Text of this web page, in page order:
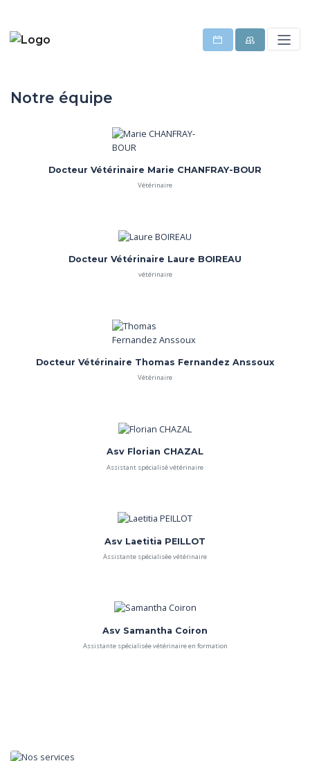
Notre équipe
Docteur Vétérinaire Marie CHANFRAY-BOUR
Vétérinaire
Docteur Vétérinaire Laure BOIREAU
vétérinaire
Docteur Vétérinaire Thomas Fernandez Anssoux
Vétérinaire
Asv Florian CHAZAL
Assistant spécialisé vétérinaire
Asv Laetitia PEILLOT
Assistante spécialisée vétérinaire
Asv Samantha Coiron
Assistante spécialisée vétérinaire en formation